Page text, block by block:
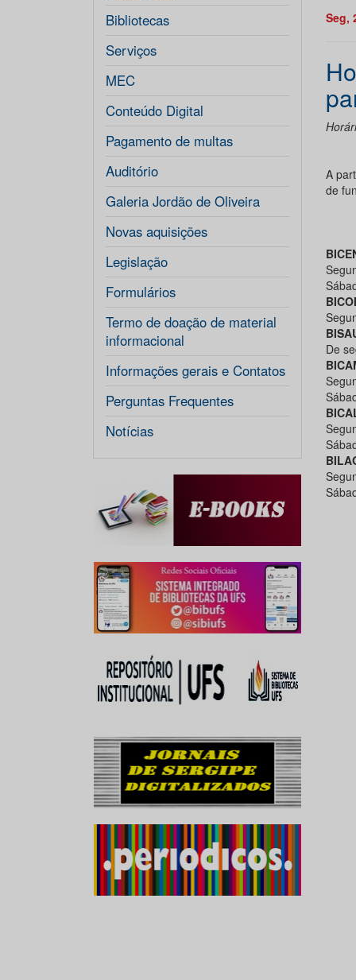
Bibliotecas
Serviços
MEC
Conteúdo Digital
Pagamento de multas
Auditório
Galeria Jordão de Oliveira
Novas aquisições
Legislação
Formulários
Termo de doação de material
informacional
Informações gerais e Contatos
Perguntas Frequentes
Notícias
Seg,
A
de
De